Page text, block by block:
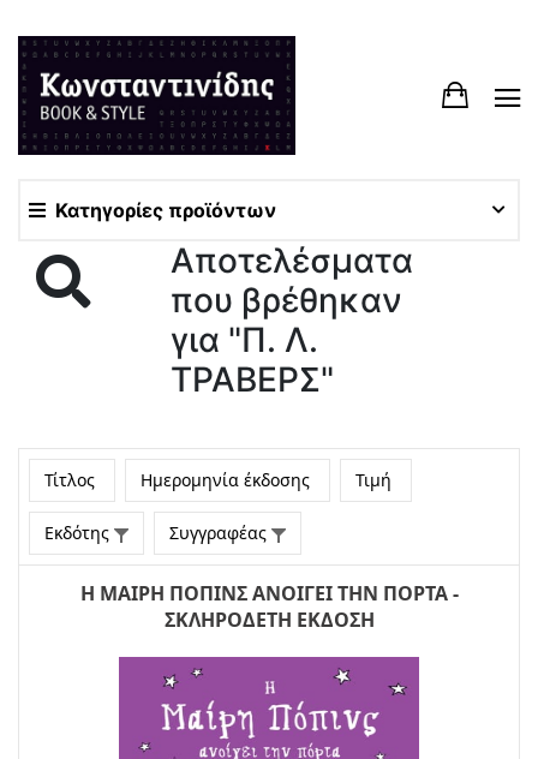
Κατηγορίες προϊόντων
Αποτελέσματα
που βρέθηκαν
για "Π. Λ.
ΤΡΑΒΕΡΣ"
Τίτλος Ημερομηνία έκδοσης Τιμή
Εκδότης Συγγραφέας
Η ΜΑΙΡΗ ΠΟΠΙΝΣ ΑΝΟΙΓΕΙ ΤΗΝ ΠΟΡΤΑ -
ΣΚΛΗΡΟΔΕΤΗ ΕΚΔΟΣΗ